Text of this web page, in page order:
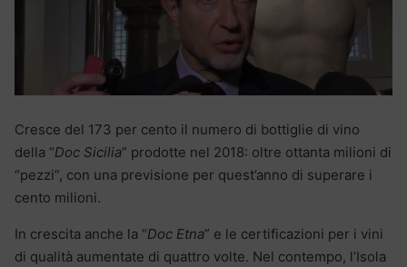
Cresce del 173 per cento il numero di bottiglie di vino
della “Doc Sicilia” prodotte nel 2018: oltre ottanta milioni di
“pezzi”, con una previsione per quest’anno di superare i
cento milioni.
In crescita anche la “Doc Etna” e le certificazioni per i vini
di qualità aumentate di quattro volte. Nel contempo, l’Isola